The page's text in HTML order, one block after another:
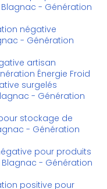
- Génération
négative
- Génération
artisan
Énergie Froid
surgelés
- Génération
stockage de
- Génération
pour produits
- Génération
positive pour